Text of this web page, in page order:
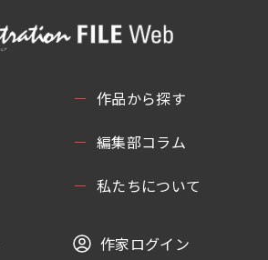
作品から探す
編集部コラム
私たちについて
作家ログイン